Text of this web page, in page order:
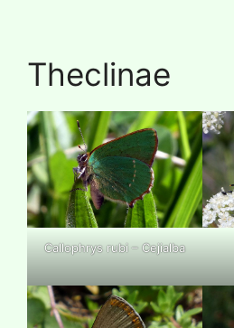
Theclinae
Callophrys rubi – Cejialba